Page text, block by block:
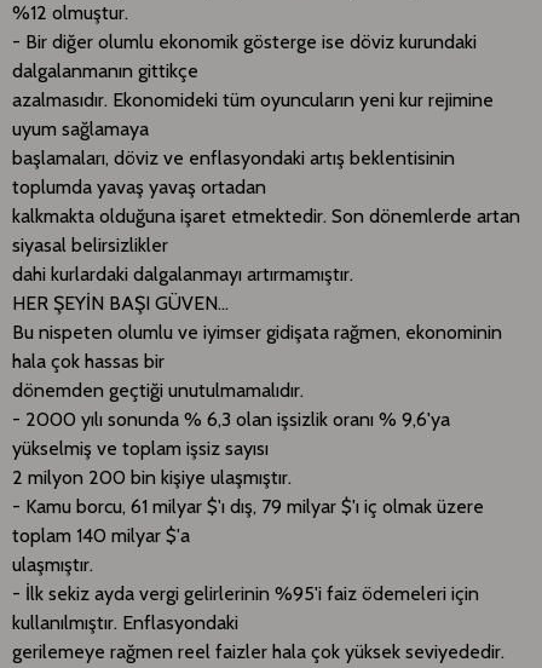
%12 olmuştur.
- Bir diğer olumlu ekonomik gösterge ise döviz kurundaki
dalgalanmanın gittikçe
azalmasıdır. Ekonomideki tüm oyuncuların yeni kur rejimine
uyum sağlamaya
başlamaları, döviz ve enflasyondaki artış beklentisinin
toplumda yavaş yavaş ortadan
kalkmakta olduğuna işaret etmektedir. Son dönemlerde artan
siyasal belirsizlikler
dahi kurlardaki dalgalanmayı artırmamıştır.
HER ŞEYİN BAŞI GÜVEN...
Bu nispeten olumlu ve iyimser gidişata rağmen, ekonominin
hala çok hassas bir
dönemden geçtiği unutulmamalıdır.
- 2000 yılı sonunda % 6,3 olan işsizlik oranı % 9,6'ya
yükselmiş ve toplam işsiz sayısı
2 milyon 200 bin kişiye ulaşmıştır.
- Kamu borcu, 61 milyar $'ı dış, 79 milyar $'ı iç olmak üzere
toplam 140 milyar $'a
ulaşmıştır.
- İlk sekiz ayda vergi gelirlerinin %95'i faiz ödemeleri için
kullanılmıştır. Enflasyondaki
gerilemeye rağmen reel faizler hala çok yüksek seviyededir.